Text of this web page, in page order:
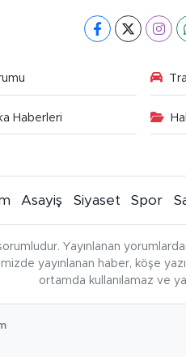
Haberleri
Asayiş Siyaset Spor
Yayınlanan
yayınlanan haber, köşe
ortamda kullanılamaz ve